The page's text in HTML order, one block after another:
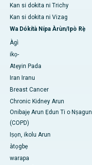
Kan si dokita ni Trichy
Kan si dokita ni Vizag
Wa Dókítà Nípa Àrùn/Ipò Rẹ̀
Àgì
ikọ-
Atẹyin Pada
Iran Iranu
Breast Cancer
Chronic Kidney Arun
Onibajẹ Arun Ẹdun Ti o Nṣagun
(COPD)
Iṣọn, ikolu Arun
àtọgbẹ
warapa